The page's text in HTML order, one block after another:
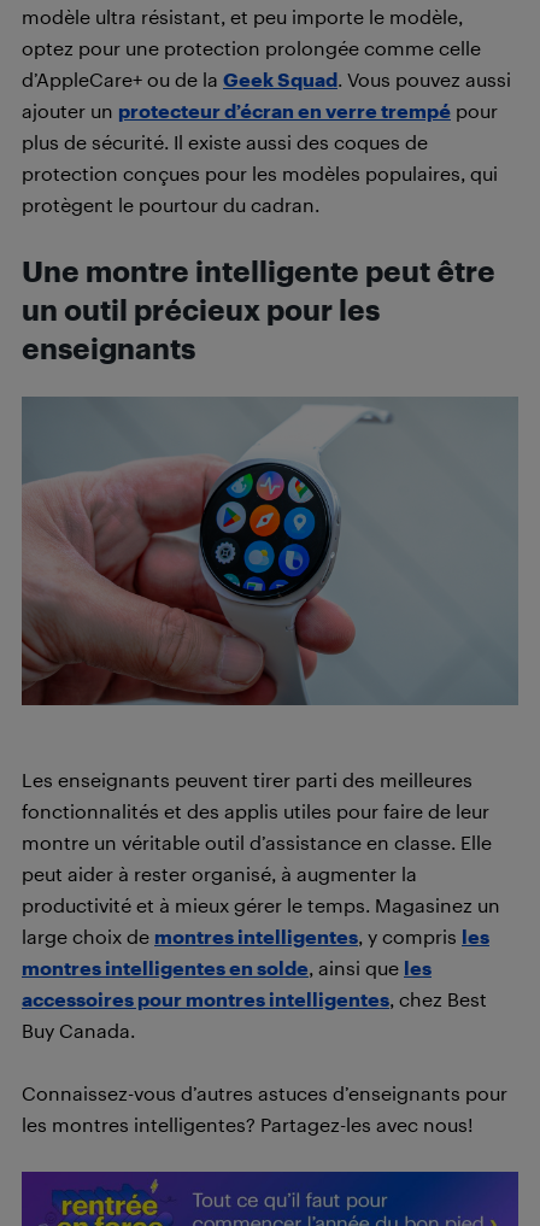
modèle ultra résistant, et peu importe le modèle,
optez pour une protection prolongée comme celle
d’AppleCare+ ou de la Geek Squad . Vous pouvez aussi
ajouter un protecteur d’écran en verre trempé pour
plus de sécurité. Il existe aussi des coques de
protection conçues pour les modèles populaires, qui
protègent le pourtour du cadran.
Une montre intelligente peut être
un outil précieux pour les
enseignants
Les enseignants peuvent tirer parti des meilleures
fonctionnalités et des applis utiles pour faire de leur
montre un véritable outil d’assistance en classe. Elle
peut aider à rester organisé, à augmenter la
productivité et à mieux gérer le temps. Magasinez un
large choix de montres intelligentes , y compris les
montres intelligentes en solde , ainsi que les
accessoires pour montres intelligentes , chez Best
Buy Canada.
Connaissez-vous d’autres astuces d’enseignants pour
les montres intelligentes? Partagez-les avec nous!